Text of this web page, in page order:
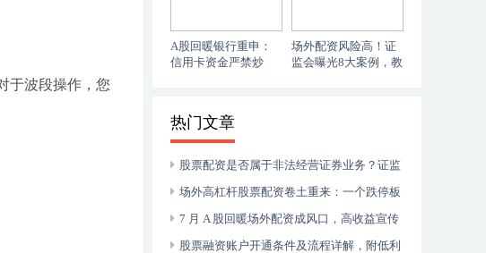
于波段操作，您
A股回暖银行重申：
信用卡资金严禁炒
场外配资风险高！证
监会曝光8大案例，教
热门文章
股票配资是否属于非法经营证券业务？证监
会批准与法律风险解析
场外高杠杆股票配资卷土重来：一个跌停板
即达平仓线，杠杆比例高达1:3.7
7 月 A 股回暖场外配资成风口，高收益宣传
引关注
股票融资账户开通条件及流程详解，附低利